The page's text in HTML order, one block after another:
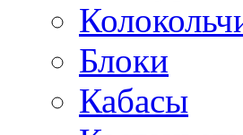
Блоки
Кабасы